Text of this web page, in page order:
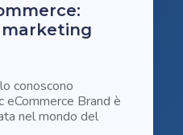
conoscono
eCommerce Brand è
nel mondo del